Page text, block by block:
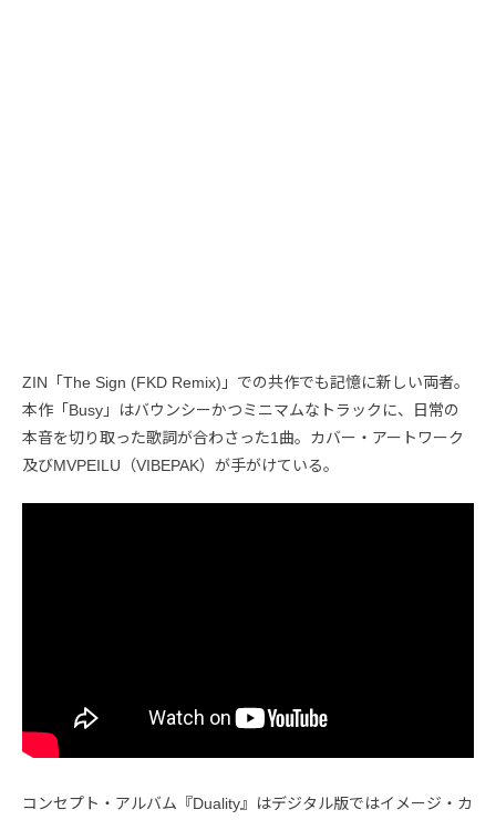
ZIN「The Sign (FKD Remix)」での共作でも記憶に新しい両者。
本作「Busy」はバウンシーかつミニマムなトラックに、日常の
本音を切り取った歌詞が合わさった1曲。カバー・アートワーク
及びMVPEILU（VIBEPAK）が手がけている。
コンセプト・アルバム『Duality』はデジタル版ではイメージ・カ